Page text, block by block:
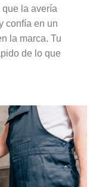
que la avería
confía en un
la marca. Tu
de lo que